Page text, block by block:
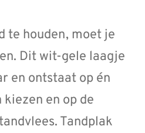
te houden, moet je
Dit wit-gele laagje
en ontstaat op én
en op de
Tandplak